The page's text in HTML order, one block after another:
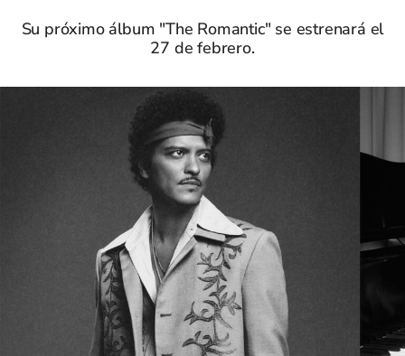
Su próximo álbum "The Romantic" se estrenará el
27 de febrero.